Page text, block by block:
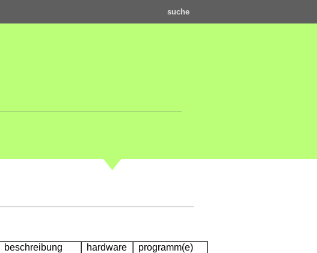
suche
beschreibung hardware
programm(e)